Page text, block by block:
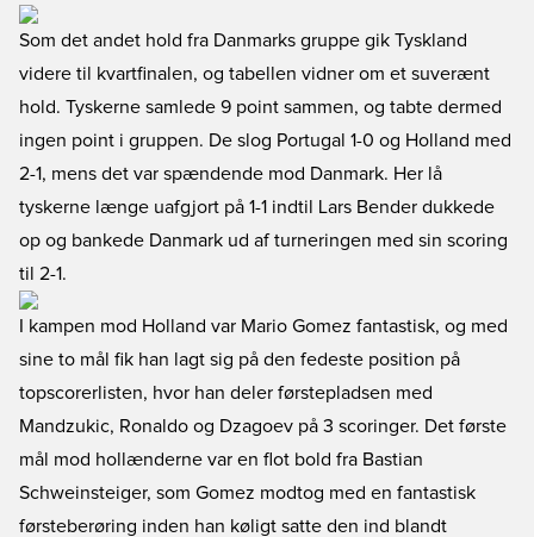
Som det andet hold fra Danmarks gruppe gik Tyskland
videre til kvartfinalen, og tabellen vidner om et suverænt
hold. Tyskerne samlede 9 point sammen, og tabte dermed
ingen point i gruppen. De slog Portugal 1-0 og Holland med
2-1, mens det var spændende mod Danmark. Her lå
tyskerne længe uafgjort på 1-1 indtil Lars Bender dukkede
op og bankede Danmark ud af turneringen med sin scoring
til 2-1.
I kampen mod Holland var Mario Gomez fantastisk, og med
sine to mål fik han lagt sig på den fedeste position på
topscorerlisten, hvor han deler førstepladsen med
Mandzukic, Ronaldo og Dzagoev på 3 scoringer. Det første
mål mod hollænderne var en flot bold fra Bastian
Schweinsteiger, som Gomez modtog med en fantastisk
førsteberøring inden han køligt satte den ind blandt